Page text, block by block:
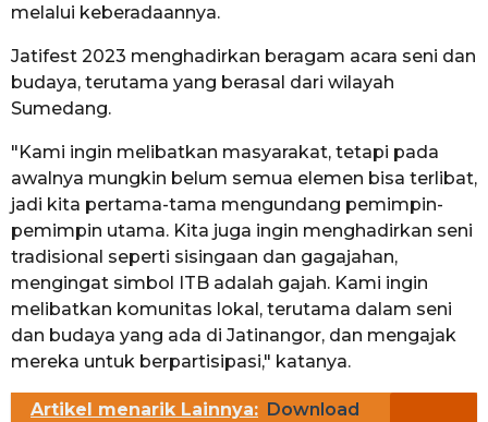
melalui keberadaannya.
Jatifest 2023 menghadirkan beragam acara seni dan
budaya, terutama yang berasal dari wilayah
Sumedang.
"Kami ingin melibatkan masyarakat, tetapi pada
awalnya mungkin belum semua elemen bisa terlibat,
jadi kita pertama-tama mengundang pemimpin-
pemimpin utama. Kita juga ingin menghadirkan seni
tradisional seperti sisingaan dan gagajahan,
mengingat simbol ITB adalah gajah. Kami ingin
melibatkan komunitas lokal, terutama dalam seni
dan budaya yang ada di Jatinangor, dan mengajak
mereka untuk berpartisipasi," katanya.
Artikel menarik Lainnya: Download